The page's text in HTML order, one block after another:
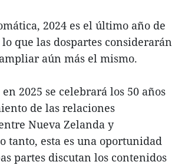
2024 es el último año de
que las dospartes considerarán
aún más el mismo.
2025 se celebrará los 50 años
de las relaciones
Nueva Zelanda y
tanto, esta es una oportunidad
partes discutan los contenidos